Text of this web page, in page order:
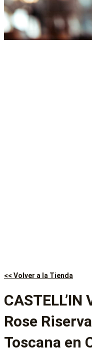
<< Volver a la Tienda
Rose
Toscana en